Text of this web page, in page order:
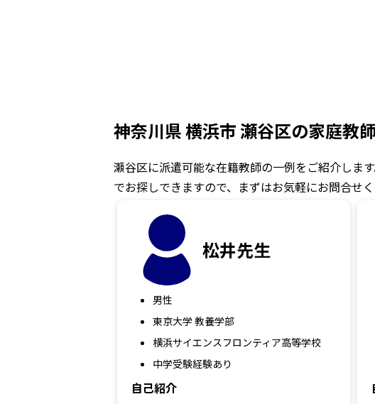
神奈川県 横浜市 瀬谷区の家庭教
瀬谷区に派遣可能な在籍教師の一例をご紹介しま
でお探しできますので、まずはお気軽にお問合せく
松井先生
男性
東京大学 教養学部
横浜サイエンスフロンティア高等学校
中学受験経験あり
自己紹介